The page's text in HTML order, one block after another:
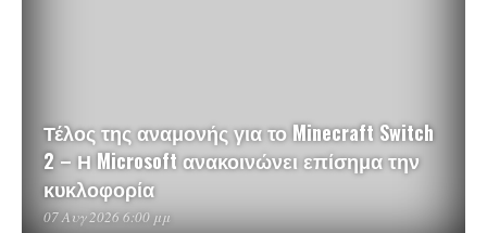
Τέλος της αναμονής για το Minecraft Switch
2 – Η Microsoft ανακοινώνει επίσημα την
κυκλοφορία
07 Αυγ 2026 6:00 μμ